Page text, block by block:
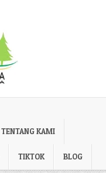
TENTANG KAMI
TIKTOK BLOG